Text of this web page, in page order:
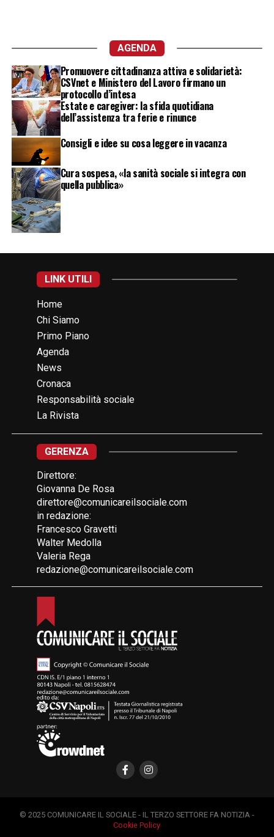
AGENDA
Promuovere cittadinanza attiva e solidarietà:
CSVnet e Ministero del Lavoro firmano un
protocollo d’intesa
Estate e caregiver: la sfida quotidiana
dell’assistenza tra ferie e rinunce
Consigli e idee su cosa leggere in vacanza
Cura sospesa, «la sanità sociale si integra con
quella pubblica»
LINK UTILI
Home
Chi Siamo
Primo Piano
Agenda
News
Cronaca
Responsabilità sociale
La Rivista
GERENZA
Direttore:
Giovanna De Rosa
direttore@comunicareilsociale.com
in redazione:
Francesco Gravetti
Walter Medolla
Valeria Rega
redazione@comunicareilsociale.com
© 2025 COMUNICARE IL SOCIALE - IL TERZO SETTORE FA NOTIZIA -
Cookie Policy